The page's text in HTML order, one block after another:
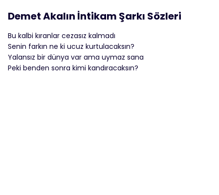
Demet Akalın İntikam Şarkı Sözleri
Bu kalbi kıranlar cezasız kalmadı
Senin farkın ne ki ucuz kurtulacaksın?
Yalansız bir dünya var ama uymaz sana
Peki benden sonra kimi kandıracaksın?